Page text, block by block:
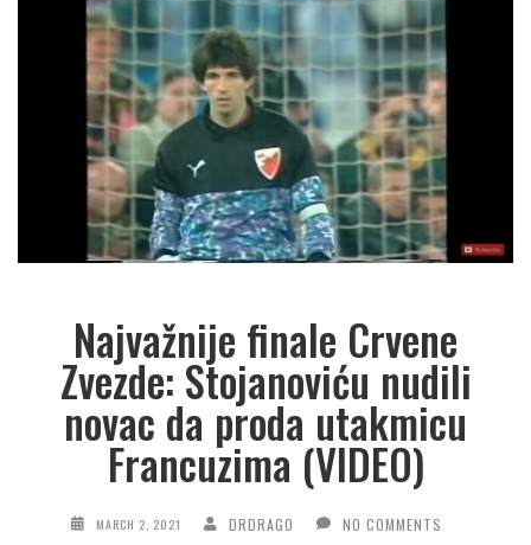
Najvažnije finale Crvene
Zvezde: Stojanoviću nudili
novac da proda utakmicu
Francuzima (VIDEO)
MARCH 2, 2021 DRDRAGO NO COMMENTS